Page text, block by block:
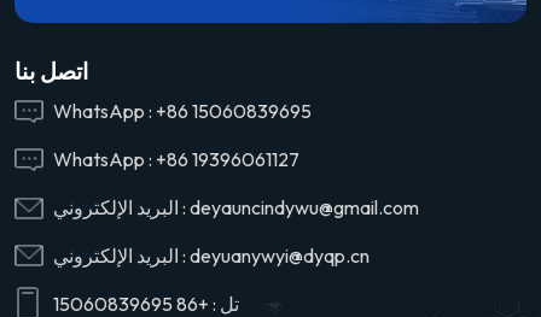
اتصل بنا
WhatsApp : +86 15060839695
WhatsApp : +86 19396061127
البريد الإلكتروني : deyauncindywu@gmail.com
البريد الإلكتروني : deyuanywyi@dyqp.cn
تل : +86 15060839695